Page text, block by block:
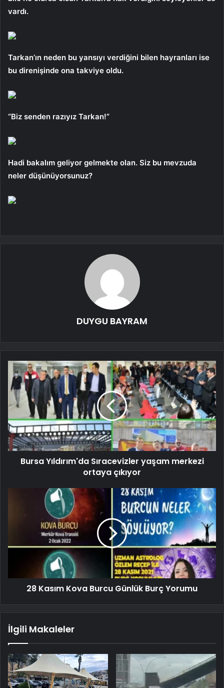
vardı.
Tarkan’ın neden bu yansıyı verdiğini bilen hayranları ise
bu direnişinde ona takviye oldu.
“Biz senden razıyız Tarkan!”
Hadi bakalım geliyor gelmekte olan. Siz bu mevzuda
neler düşünüyorsunuz?
DUYGU BAYRAM
Bursa Yıldırım'da Sıracevizler yaşam merkezi
ortaya çıkıyor
28 Kasım Kova Burcu Günlük Burç Yorumu
İlgili Makaleler